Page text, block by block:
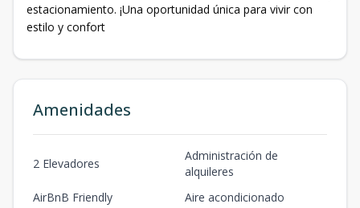
estacionamiento. ¡Una oportunidad única para vivir con
estilo y confort
Amenidades
2 Elevadores
Administración de
alquileres
AirBnB Friendly
Aire acondicionado